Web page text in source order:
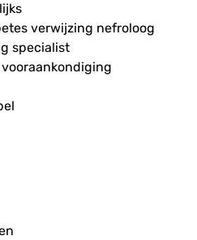
verwijzing nefroloog
specialist